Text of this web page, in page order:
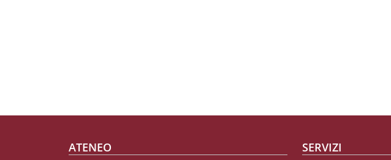
ATENEO SERVIZI